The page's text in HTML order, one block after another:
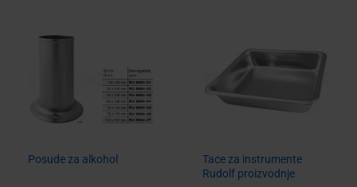
Posude za alkohol
Tace za instrumente
Rudolf proizvodnje